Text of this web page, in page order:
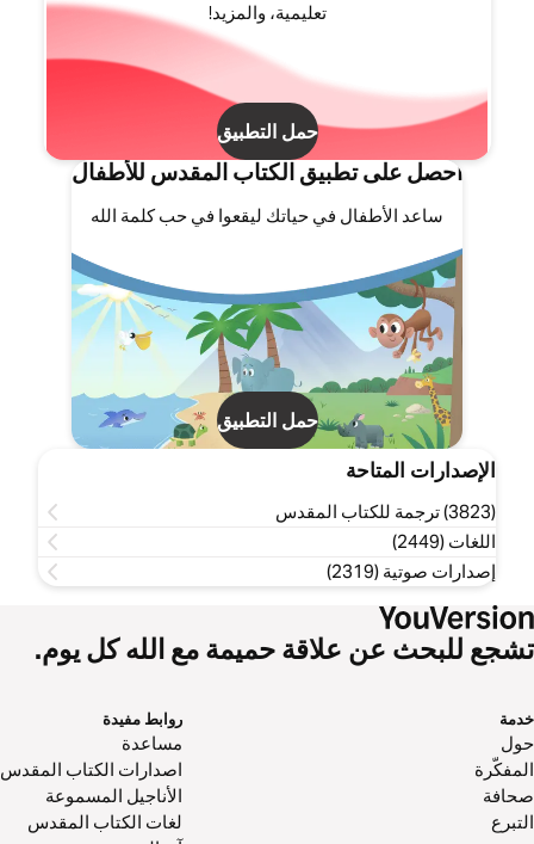
تعليمية، والمزيد!
حمل التطبيق
احصل على تطبيق الكتاب المقدس للأطفال
ساعد الأطفال في حياتك ليقعوا في حب كلمة الله
حمل التطبيق
الإصدارات المتاحة
(3823) ترجمة للكتاب المقدس
اللغات (2449)
إصدارات صوتية (2319)
تشجع للبحث عن علاقة حميمة مع الله كل يوم.
خدمة
حول‌
المفكّرة
صحافة
التبرع
روابط مفيدة
مساعدة
اصدارات الكتاب المقدس
الأناجيل المسموعة
لغات الكتاب المقدس